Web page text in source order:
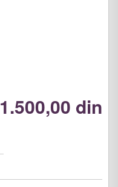
1.500,00 din